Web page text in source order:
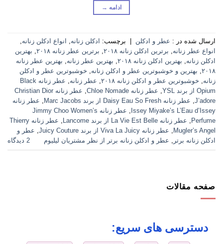
ادامه →
ارسال شده در : عطر و ادکلن برچسب: ادکلن زنانه, انواع ادکلن زنانه,
انواع عطر زنانه, برترین ادکلن زنانه ۲۰۱۸ , برترین عطر زنانه ۲۰۱۸ , بهترین
ادکلن زنانه, بهترین ادکلن زنانه ۲۰۱۸ , بهترین عطر زنانه, بهترین عطر زنانه
۲۰۱۸, بهترین و خوشبوترین عطر و ادکلن زنانه, خوشبوترین عطر و ادکلن
زنانه, خوشبوترین عطر و ادکلن زنانه ۲۰۱۸ , عطر زنانه,
عطر زنانه Black
Opium از برند YSL
, عطر زنانه Chloe Nomade ,
عطر زنانه Christian Dior
J’adore
, عطر زنانه Daisy Eau So Fresh از برند Marc Jacobs , عطر زنانه
Issey Miyake’s L’Eau d’Issey
,
عطر زنانه Jimmy Choo Women’s
Perfume
, عطر زنانه La Vie Est Belle از برند Lancome ,
عطر زنانه Thierry
Mugler’s Angel
, عطر زنانه Viva La Juicy از برند Juicy Couture , عطر و
ادکلن زنانه برتر , عطر و ادکلن زنانه برتر از نظر مشتریان لیلیوم 2 دیدگاه
صفحه مقالات
دسترسی های سریع: